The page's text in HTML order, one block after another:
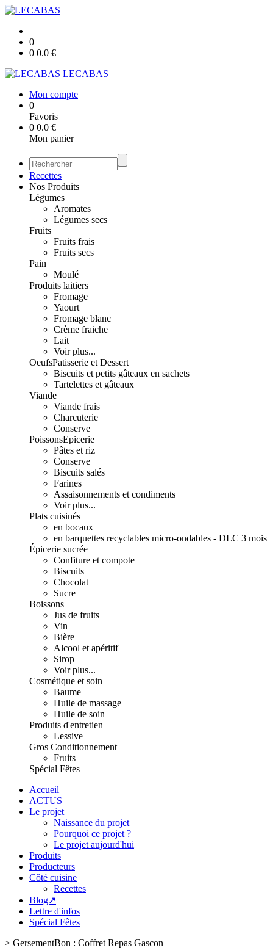
0
0 0.0 €
LECABAS
Mon compte
0
Favoris
0 0.0 €
Mon panier
Recettes
Nos Produits
Légumes
Aromates
Légumes secs
Fruits
Fruits frais
Fruits secs
Pain
Moulé
Produits laitiers
Fromage
Yaourt
Fromage blanc
Crème fraiche
Lait
Voir plus...
OeufsPatisserie et Dessert
Biscuits et petits gâteaux en sachets
Tartelettes et gâteaux
Viande
Viande frais
Charcuterie
Conserve
PoissonsEpicerie
Pâtes et riz
Conserve
Biscuits salés
Farines
Assaisonnements et condiments
Voir plus...
Plats cuisinés
en bocaux
en barquettes recyclables micro-ondables - DLC 3 mois
Épicerie sucrée
Confiture et compote
Biscuits
Chocolat
Sucre
Boissons
Jus de fruits
Vin
Bière
Alcool et apéritif
Sirop
Voir plus...
Cosmétique et soin
Baume
Huile de massage
Huile de soin
Produits d'entretien
Lessive
Gros Conditionnement
Fruits
Spécial Fêtes
Accueil
ACTUS
Le projet
Naissance du projet
Pourquoi ce projet ?
Le projet aujourd'hui
Produits
Producteurs
Côté cuisine
Recettes
Blog↗
Lettre d'infos
Spécial Fêtes
> GersementBon : Coffret Repas Gascon